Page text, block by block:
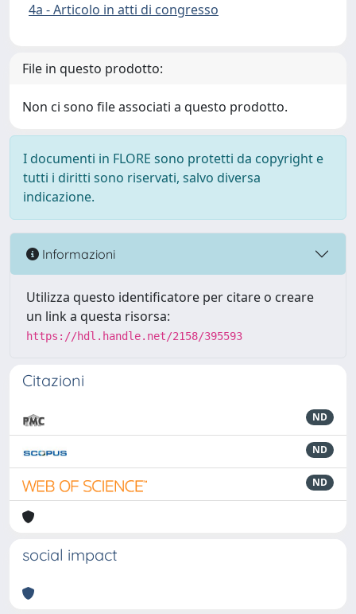
4a - Articolo in atti di congresso
File in questo prodotto:
Non ci sono file associati a questo prodotto.
I documenti in FLORE sono protetti da copyright e
tutti i diritti sono riservati, salvo diversa
indicazione.
Informazioni
Utilizza questo identificatore per citare o creare
un link a questa risorsa:
https://hdl.handle.net/2158/395593
Citazioni
ND
ND
ND
social impact